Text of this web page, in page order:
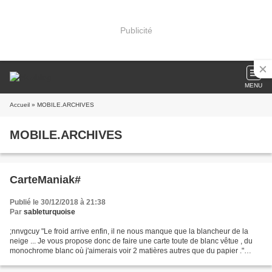
Publicité
MENU
Accueil » MOBILE.ARCHIVES
MOBILE.ARCHIVES
CarteManiak#
Publié le 30/12/2018 à 21:38
Par sableturquoise
;nnvgcuy "Le froid arrive enfin, il ne nous manque que la blancheur de la
neige ... Je vous propose donc de faire une carte toute de blanc vêtue , du
monochrome blanc où j'aimerais voir 2 matières autres que du papier ."